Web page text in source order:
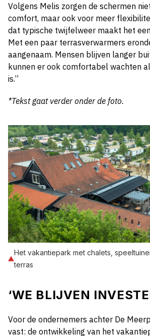
Volgens Melis zorgen de schermen
comfort, maar ook voor meer
dat typische twijfelweer maakt het
Met een paar terrasverwarmers
aangenaam. Mensen blijven langer
kunnen er ook comfortabel wachten
is.”
*Tekst gaat verder onder de foto.
Het vakantiepark met chalets,
terras
‘WE BLIJVEN
Voor de ondernemers achter De
vast: de ontwikkeling van het